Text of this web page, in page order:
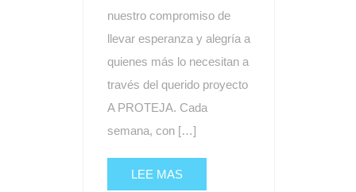
nuestro compromiso de
llevar esperanza y alegría a
quienes más lo necesitan a
través del querido proyecto
A PROTEJA. Cada
semana, con […]
LEE MAS